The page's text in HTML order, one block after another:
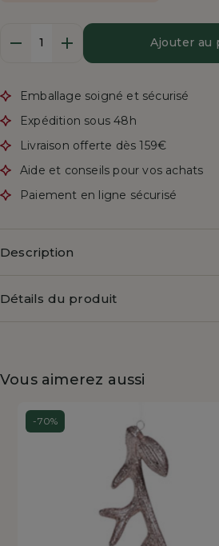
Ajouter au
Emballage soigné et sécurisé
Expédition sous 48h
Livraison offerte dès 159€
Aide et conseils pour vos achats
Paiement en ligne sécurisé
Description
Détails du produit
Vous aimerez aussi
-70%